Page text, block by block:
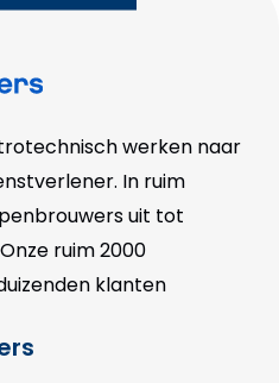
werken naar
In ruim
uit tot
ruim 2000
klanten